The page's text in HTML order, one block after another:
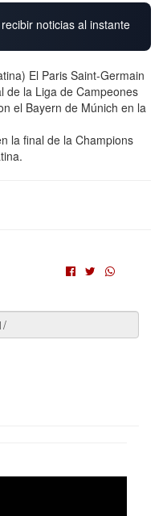
noticias al instante
El Paris Saint-Germain
de la Liga de Campeones
el Bayern de Múnich en la
la final de la Champions